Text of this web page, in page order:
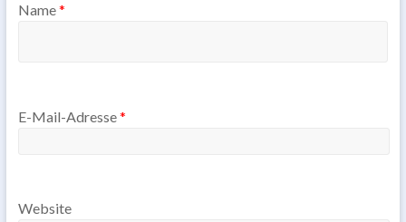
Name*
E-Mail-Adresse*
Website